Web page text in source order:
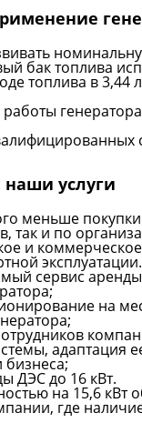
бак топлива
топлива в 3,44
наши услуги
меньше
так и по
и
эксплуатации.
сервис аренды
на
адаптация
бизнеса;
ДЭС до 16 кВт.
на 15,6 кВт
где